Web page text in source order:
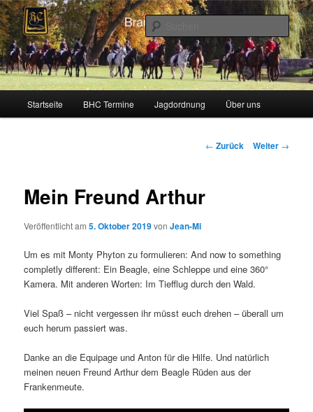
Zum
Inhalt
wechseln
Brandenburger Hunting Club
Schleppjagden und Vielseitigkeitsreiten in Berlin und Brandenburg
Startseite BHC Termine Jagdordnung Über uns
Beitragsnavigation
← Zurück Weiter →
Mein Freund Arthur
Veröffentlicht am5. Oktober 2019vonJean-Mi
Um es mit Monty Phyton zu formulieren: And now to something
completly different: Ein Beagle, eine Schleppe und eine 360°
Kamera. Mit anderen Worten: Im Tiefflug durch den Wald.
Viel Spaß – nicht vergessen ihr müsst euch drehen – überall um
euch herum passiert was.
Danke an die Equipage und Anton für die Hilfe. Und natürlich
meinen neuen Freund Arthur dem Beagle Rüden aus der
Frankenmeute.